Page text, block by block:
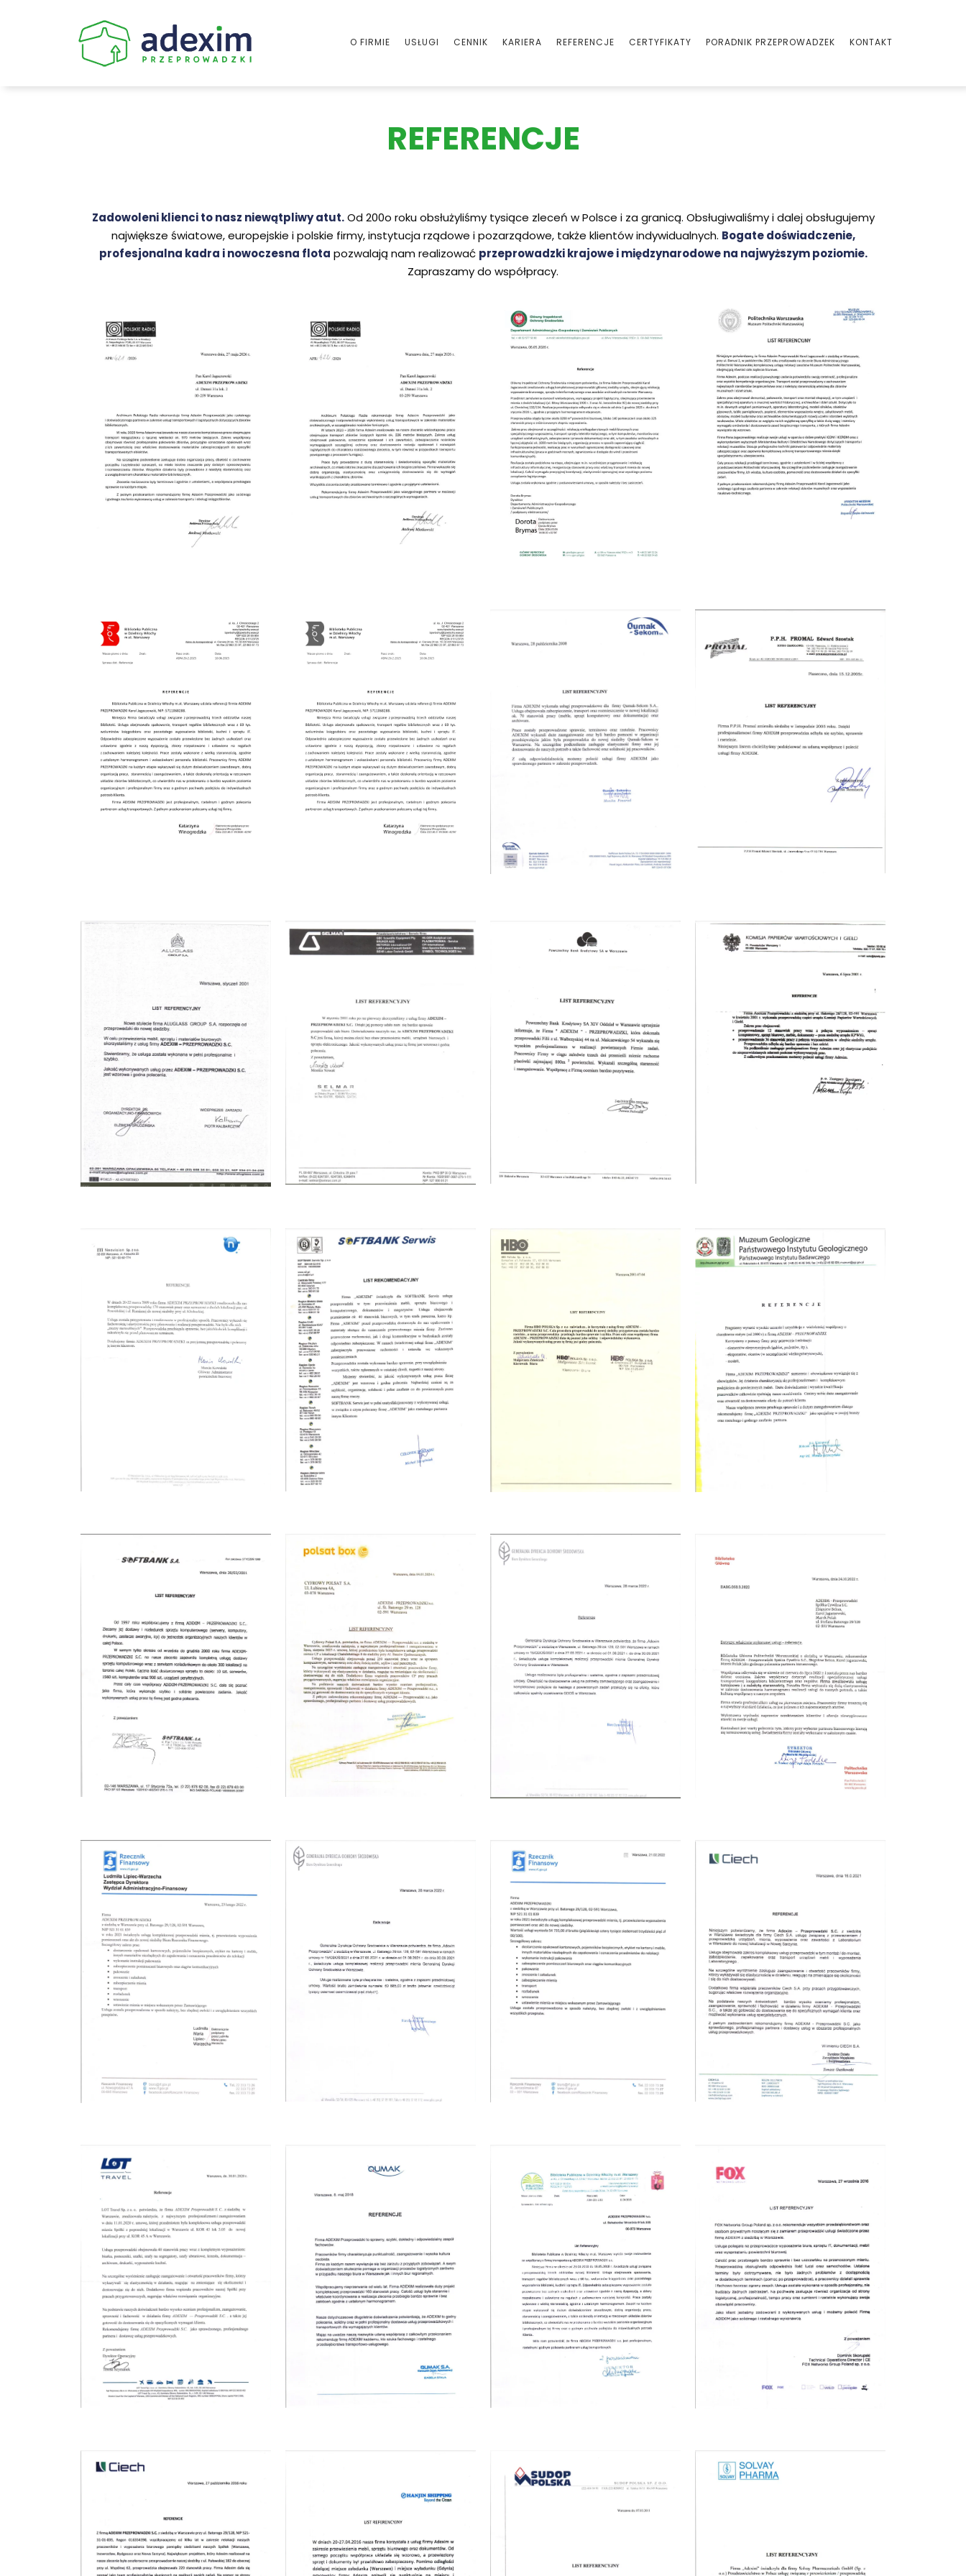
O FIRMIE USŁUGI CENNIK KARIERA REFERENCJE CERTYFIKATY PORADNIK PRZEPROWADZEK KONTAKT
REFERENCJE
Zadowoleni klienci to nasz niewątpliwy atut.Od 200o roku obsłużyliśmy tysiące zleceń w Polsce i za granicą. Obsługiwaliśmy i dalej obsługujemy
największe światowe, europejskie i polskie firmy, instytucja rządowe i pozarządowe, także klientów indywidualnych. Bogate doświadczenie,
profesjonalna kadra i nowoczesna flota pozwalają nam realizować przeprowadzki krajowe i międzynarodowe na najwyższym poziomie.
Zapraszamy do współpracy.